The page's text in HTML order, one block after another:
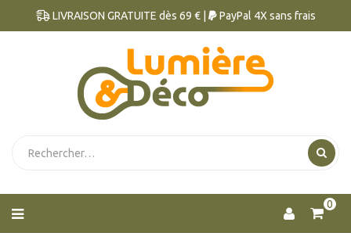
LIVRAISON GRATUITE dès 69 € | PayPal 4X sans frais
0